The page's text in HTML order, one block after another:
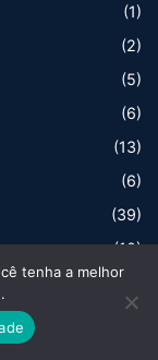
(1)
(2)
(5)
(6)
(13)
(6)
(39)
(10)
tenha a melhor